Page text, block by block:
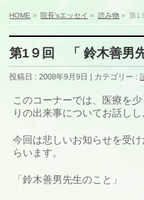
HOME » 院長'sエッセイ » 読み物 » 第1
第1９回 「 鈴木善男先
投稿日 : 2008年9月9日 カテゴリー :
このコーナーでは、医療を
りの出来事についてお話し
今回は悲しいお知らせを受
らいます。
「鈴木善男先生のこと」